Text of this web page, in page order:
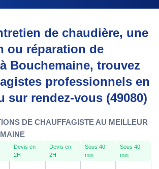
de chaudière, une
ou réparation de
Bouchemaine, trouvez
professionnels en
sur rendez-vous (49080)
DE CHAUFFAGISTE AU MEILLEUR
Devis en
2H
Devis en
2H
Sous 40
min
Sous 40
min